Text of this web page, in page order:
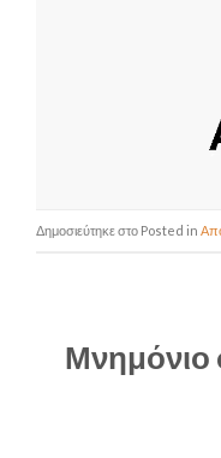
Posted in
Μνημόνιο